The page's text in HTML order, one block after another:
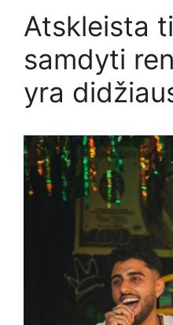
Atskleista
samdyti
yra